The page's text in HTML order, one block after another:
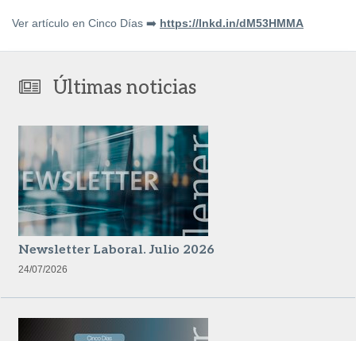
Ver artículo en Cinco Días ➡️ https://lnkd.in/dM53HMMA
Últimas noticias
Newsletter Laboral. Julio 2026
24/07/2026